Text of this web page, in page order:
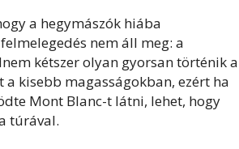
a hegymászók hiába
nem áll meg: a
kétszer olyan gyorsan történik a
a kisebb magasságokban, ezért ha
Mont Blanc-t látni, lehet, hogy
túrával.